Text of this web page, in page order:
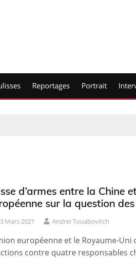
Reportages Portrait
d’armes entre la Chine
sur la question
Mars 2021 Andreï Touabovitch
européenne et le Royaume-
contre quatre responsables